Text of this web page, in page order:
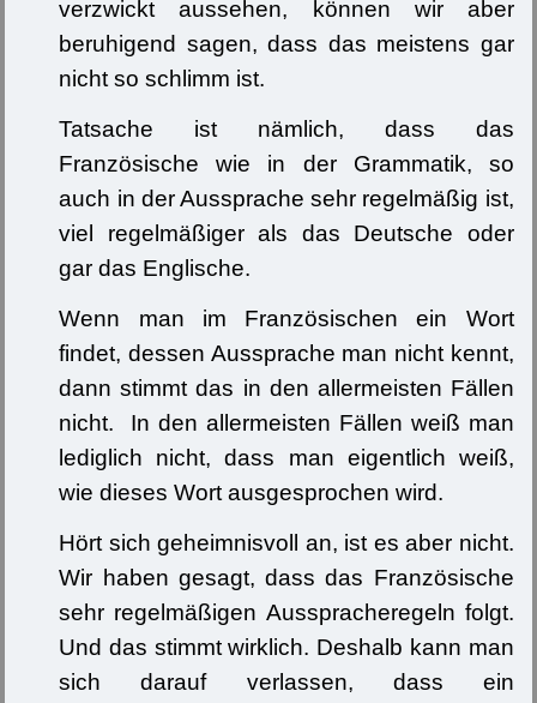
verzwickt aussehen, können wir aber
beruhigend sagen, dass das meistens gar
nicht so schlimm ist.
Tatsache ist nämlich, dass das
Französische wie in der Grammatik, so
auch in der Aussprache sehr regelmäßig ist,
viel regelmäßiger als das Deutsche oder
gar das Englische.
Wenn man im Französischen ein Wort
findet, dessen Aussprache man nicht kennt,
dann stimmt das in den allermeisten Fällen
nicht. In den allermeisten Fällen weiß man
lediglich nicht, dass man eigentlich weiß,
wie dieses Wort ausgesprochen wird.
Hört sich geheimnisvoll an, ist es aber nicht.
Wir haben gesagt, dass das Französische
sehr regelmäßigen Ausspracheregeln folgt.
Und das stimmt wirklich. Deshalb kann man
sich darauf verlassen, dass ein